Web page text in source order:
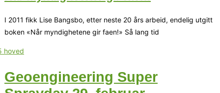
I 2011 fikk Lise Bangsbo, etter neste 20 års arbeid, endelig utgitt
boken «Når myndighetene gir faen!» Så lang tid
Geoengineering Super